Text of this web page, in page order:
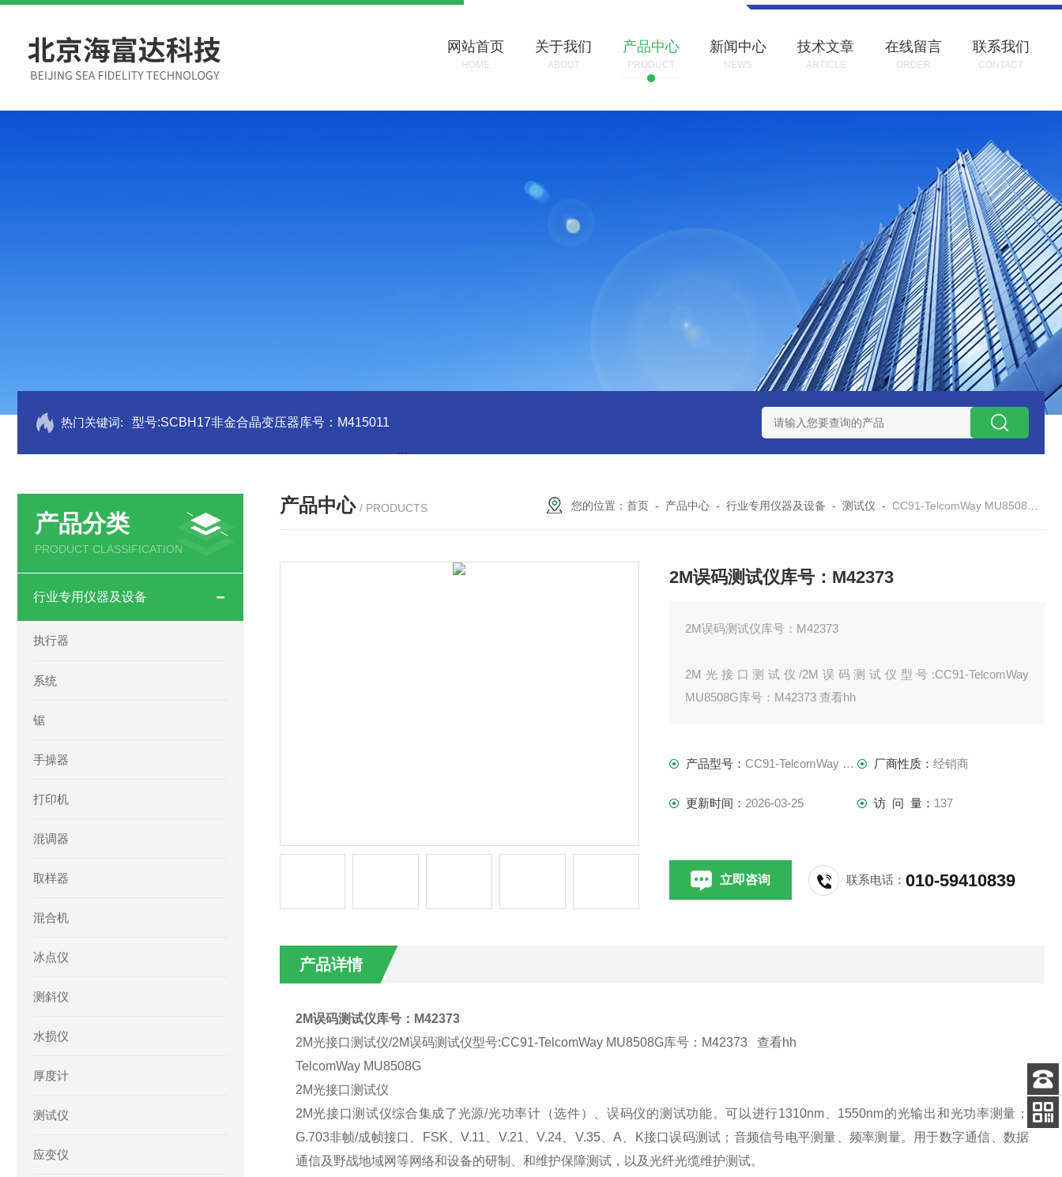
网站首页
HOME
关于我们
ABOUT
产品中心
PRODUCT
新闻中心
NEWS
技术文章
ARTICLE
在线留言
ORDER
联系我们
CONTACT
热门关键词: 型号:SCBH17非金合晶变压器库号：M415011 型号:ZXEFQ/3*20不锈钢槽式二分器/缩分器库号：
产品分类
PRODUCT CLASSIFICATION
行业专用仪器及设备
执行器
系统
锯
手操器
打印机
混调器
取样器
混合机
冰点仪
测斜仪
水损仪
厚度计
测试仪
应变仪
产品中心 / PRODUCTS 您的位置：首页 - 产品中心 -行业专用仪器及设备 -测试仪 -CC91-TelcomWay MU8508G2M误码测试仪库号：M42373
2M误码测试仪库号：M42373
2M误码测试仪库号：M42373
2M光接口测试仪/2M误码测试仪型号:CC91-TelcomWay
MU8508G库号：M42373 查看hh
试功能。可以进行1310nm、1550nm的光输出和光功率测量；
G.703非帧/成帧接口、FSK、V.11、V.21、V.24、
产品型号：CC91-TelcomWay MU8508G 厂商性质： 经销商
更新时间： 2026-03-25 访 问 量： 137
立即咨询 联系电话：010-59410839
产品详情
2M误码测试仪库号：M42373
2M光接口测试仪/2M误码测试仪型号:CC91-TelcomWay MU8508G库号：M42373 查看hh
TelcomWay MU8508G
2M光接口测试仪
2M光接口测试仪综合集成了光源/光功率计（选件）、误码仪的测试功能。可以进行1310nm、1550nm的光输出和光功率测量；
G.703非帧/成帧接口、FSK、V.11、V.21、V.24、V.35、A、K接口误码测试；音频信号电平测量、频率测量。用于数字通信、数据
通信及野战地域网等网络和设备的研制、和维护保障测试，以及光纤光缆维护测试。
客服
电话